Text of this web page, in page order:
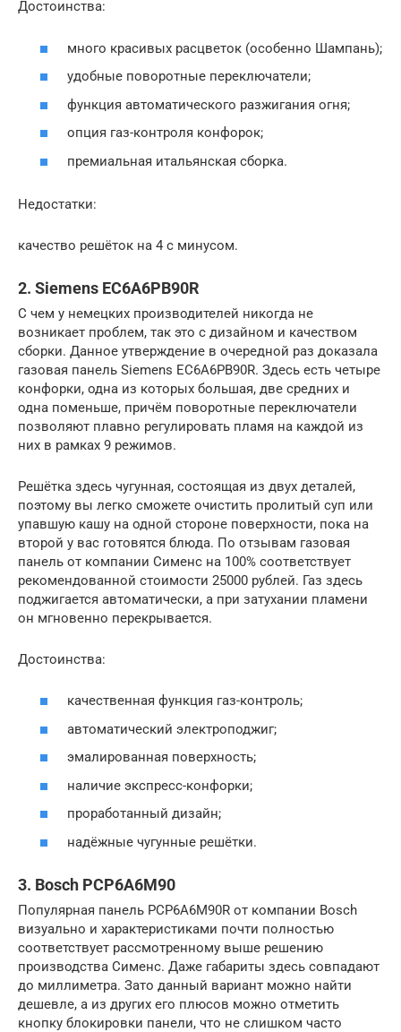
Достоинства:
много красивых расцветок (особенно Шампань);
удобные поворотные переключатели;
функция автоматического разжигания огня;
опция газ-контроля конфорок;
премиальная итальянская сборка.
Недостатки:
качество решёток на 4 с минусом.
2. Siemens EC6A6PB90R
С чем у немецких производителей никогда не
возникает проблем, так это с дизайном и качеством
сборки. Данное утверждение в очередной раз доказала
газовая панель Siemens EC6A6PB90R. Здесь есть четыре
конфорки, одна из которых большая, две средних и
одна поменьше, причём поворотные переключатели
позволяют плавно регулировать пламя на каждой из
них в рамках 9 режимов.
Решётка здесь чугунная, состоящая из двух деталей,
поэтому вы легко сможете очистить пролитый суп или
упавшую кашу на одной стороне поверхности, пока на
второй у вас готовятся блюда. По отзывам газовая
панель от компании Сименс на 100% соответствует
рекомендованной стоимости 25000 рублей. Газ здесь
поджигается автоматически, а при затухании пламени
он мгновенно перекрывается.
Достоинства:
качественная функция газ-контроль;
автоматический электроподжиг;
эмалированная поверхность;
наличие экспресс-конфорки;
проработанный дизайн;
надёжные чугунные решётки.
3. Bosch PCP6A6M90
Популярная панель PCP6A6M90R от компании Bosch
визуально и характеристиками почти полностью
соответствует рассмотренному выше решению
производства Сименс. Даже габариты здесь совпадают
до миллиметра. Зато данный вариант можно найти
дешевле, а из других его плюсов можно отметить
кнопку блокировки панели, что не слишком часто